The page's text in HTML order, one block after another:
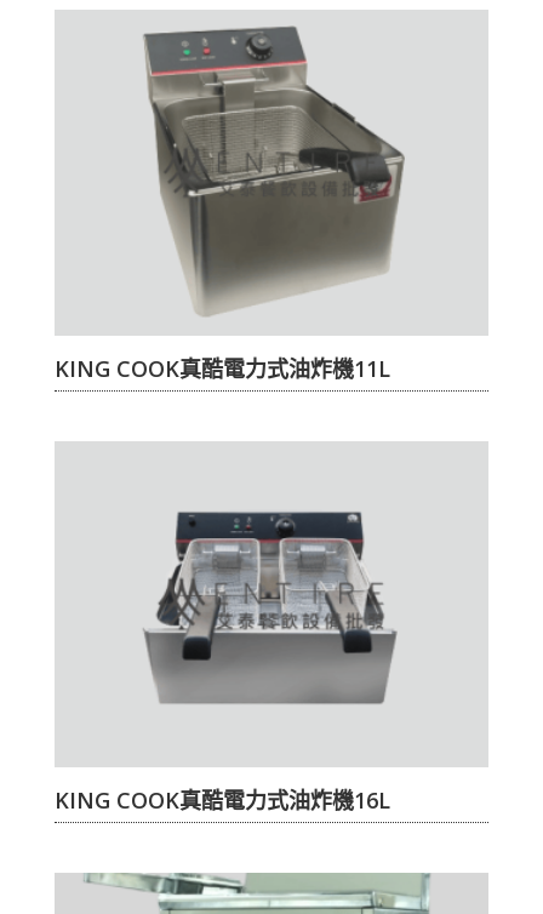
KING COOK真酷電力式油炸機11L
KING COOK真酷電力式油炸機16L